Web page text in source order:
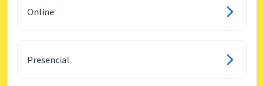
Online
Presencial